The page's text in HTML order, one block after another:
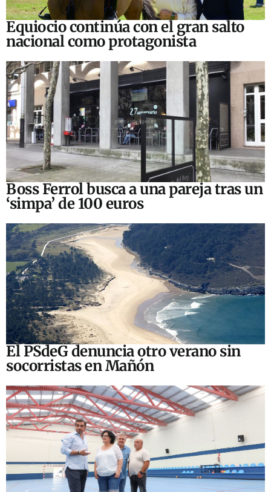
Equiocio continúa con el gran salto
nacional como protagonista
Boss Ferrol busca a una pareja tras un
‘simpa’ de 100 euros
El PSdeG denuncia otro verano sin
socorristas en Mañón